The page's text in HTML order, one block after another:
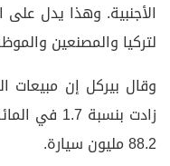
الأجنبية. وهذا يدل على
لتركيا والمصنعين
وقال بيركل إن مبيعات
زادت
88.2 مليون سيارة.